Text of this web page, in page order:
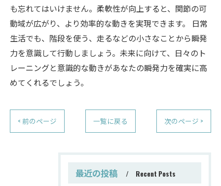
も忘れてはいけません。柔軟性が向上すると、関節の可
動域が広がり、より効率的な動きを実現できます。 日常
生活でも、階段を使う、走るなどの小さなことから瞬発
力を意識して行動しましょう。未来に向けて、日々のト
レーニングと意識的な動きがあなたの瞬発力を確実に高
めてくれるでしょう。
< 前のページ 一覧に戻る 次のページ >
最近の投稿 Recent Posts